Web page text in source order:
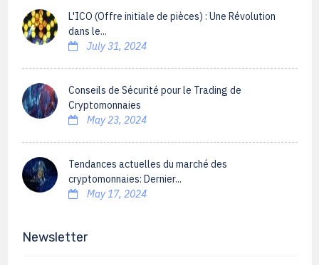
L'ICO (Offre initiale de pièces) : Une Révolution
dans le...
July 31, 2024
Conseils de Sécurité pour le Trading de
Cryptomonnaies
May 23, 2024
Tendances actuelles du marché des
cryptomonnaies: Dernier...
May 17, 2024
Newsletter